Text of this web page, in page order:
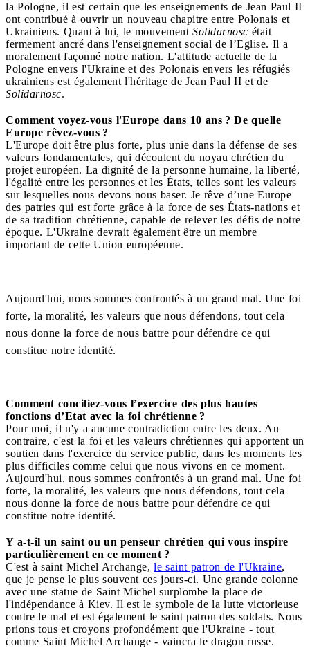
la Pologne, il est certain que les enseignements de Jean Paul II
ont contribué à ouvrir un nouveau chapitre entre Polonais et
Ukrainiens. Quant à lui, le mouvement Solidarnosc était
fermement ancré dans l'enseignement social de l’Eglise. Il a
moralement façonné notre nation. L'attitude actuelle de la
Pologne envers l'Ukraine et des Polonais envers les réfugiés
ukrainiens est également l'héritage de Jean Paul II et de
Solidarnosc.
Comment voyez-vous l'Europe dans 10 ans ? De quelle
Europe rêvez-vous ?
L'Europe doit être plus forte, plus unie dans la défense de ses
valeurs fondamentales, qui découlent du noyau chrétien du
projet européen. La dignité de la personne humaine, la liberté,
l'égalité entre les personnes et les États, telles sont les valeurs
sur lesquelles nous devons nous baser. Je rêve d’une Europe
des patries qui est forte grâce à la force de ses États-nations et
de sa tradition chrétienne, capable de relever les défis de notre
époque. L'Ukraine devrait également être un membre
important de cette Union européenne.
Aujourd'hui, nous sommes confrontés à un grand mal. Une foi
forte, la moralité, les valeurs que nous défendons, tout cela
nous donne la force de nous battre pour défendre ce qui
constitue notre identité.
Comment conciliez-vous l’exercice des plus hautes
fonctions d’Etat avec la foi chrétienne ?
Pour moi, il n'y a aucune contradiction entre les deux. Au
contraire, c'est la foi et les valeurs chrétiennes qui apportent un
soutien dans l'exercice du service public, dans les moments les
plus difficiles comme celui que nous vivons en ce moment.
Aujourd'hui, nous sommes confrontés à un grand mal. Une foi
forte, la moralité, les valeurs que nous défendons, tout cela
nous donne la force de nous battre pour défendre ce qui
constitue notre identité.
Y a-t-il un saint ou un penseur chrétien qui vous inspire
particulièrement en ce moment ?
C'est à saint Michel Archange, le saint patron de l'Ukraine,
que je pense le plus souvent ces jours-ci. Une grande colonne
avec une statue de Saint Michel surplombe la place de
l'indépendance à Kiev. Il est le symbole de la lutte victorieuse
contre le mal et est également le saint patron des soldats. Nous
prions tous et croyons profondément que l'Ukraine - tout
comme Saint Michel Archange - vaincra le dragon russe.